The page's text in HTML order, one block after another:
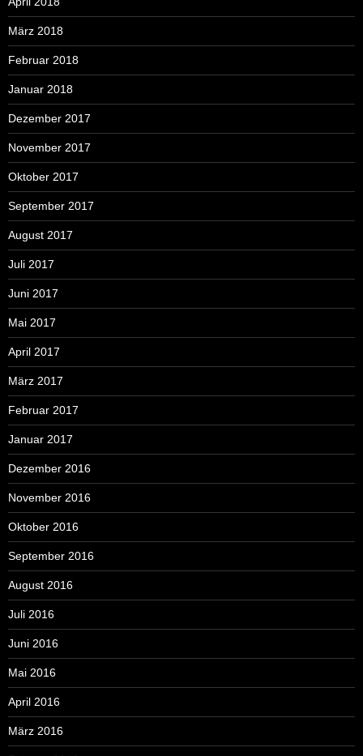
März 2018
Februar 2018
Januar 2018
Dezember 2017
November 2017
Oktober 2017
September 2017
August 2017
Juli 2017
Juni 2017
Mai 2017
April 2017
März 2017
Februar 2017
Januar 2017
Dezember 2016
November 2016
Oktober 2016
September 2016
August 2016
Juli 2016
Juni 2016
Mai 2016
April 2016
März 2016